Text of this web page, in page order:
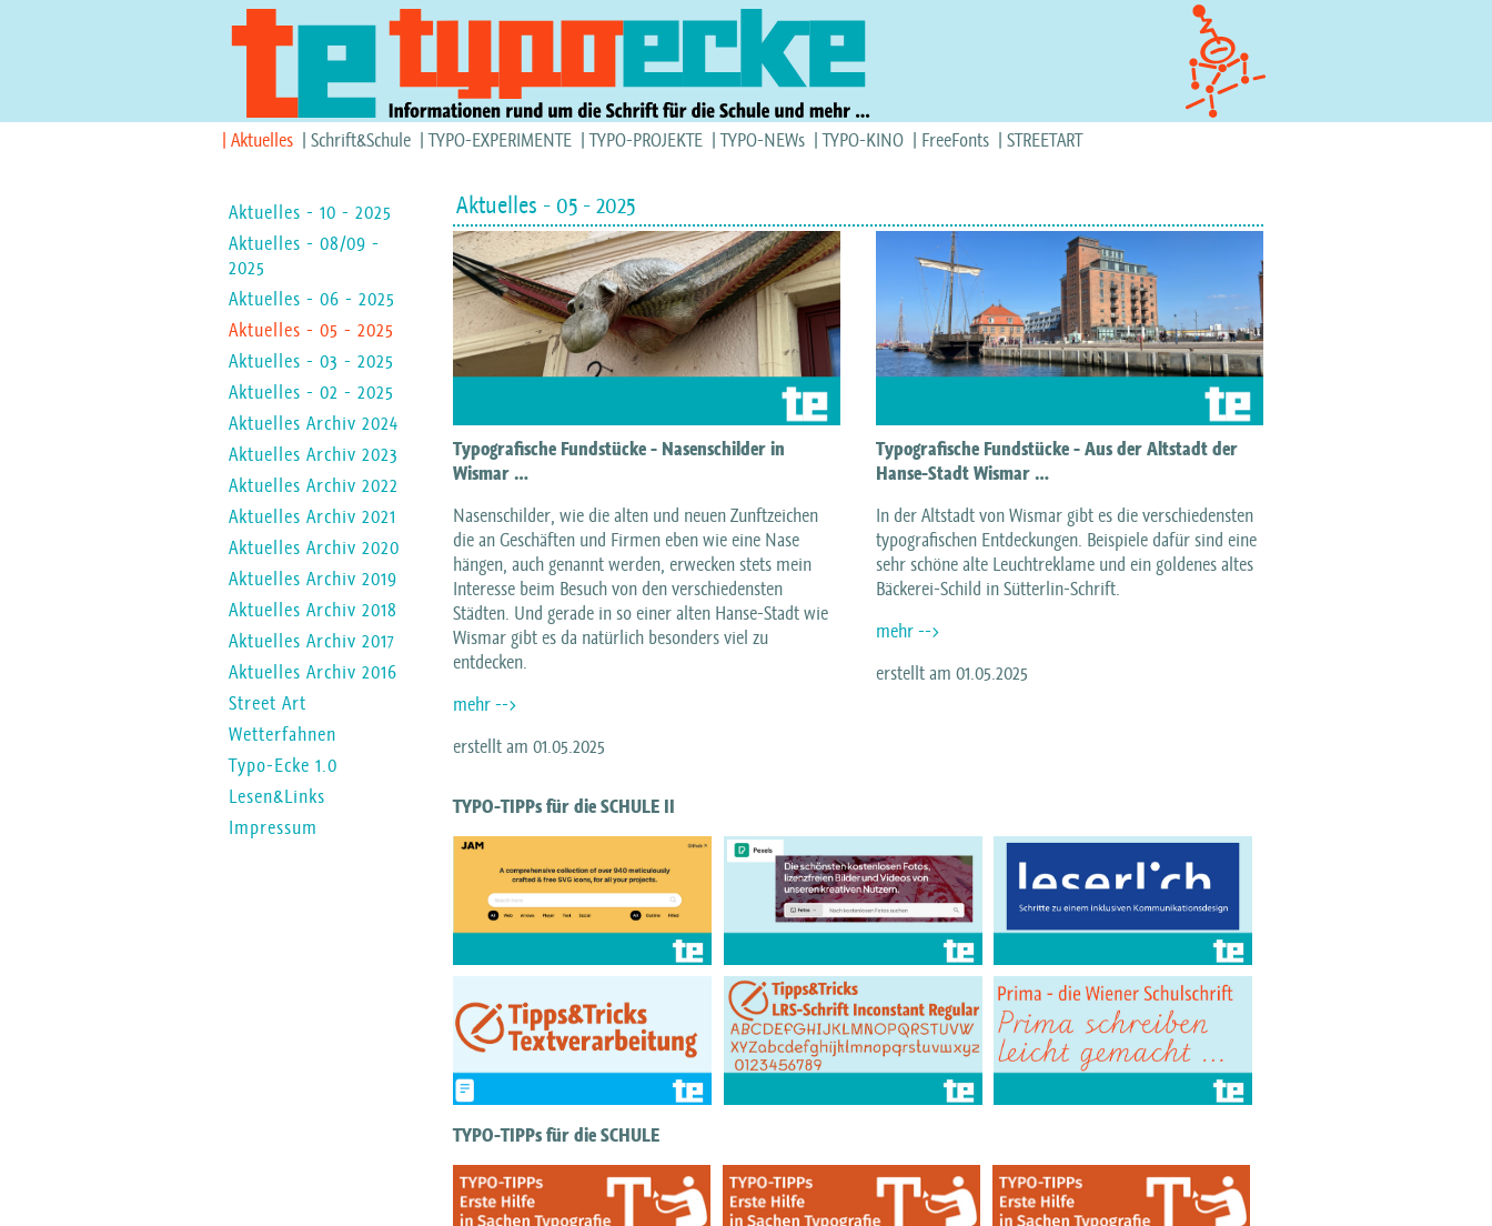
Aktuelles Schrift&Schule TYPO-EXPERIMENTE TYPO-PROJEKTE TYPO-NEWs TYPO-KINO FreeFonts STREETART
Aktuelles - 05 - 2025
Typografische Fundstücke - Nasenschilder in
Wismar …
Nasenschilder, wie die alten und neuen Zunftzeichen
die an Geschäften und Firmen eben wie eine Nase
hängen, auch genannt werden, erwecken stets mein
Interesse beim Besuch von den verschiedensten
Städten. Und gerade in so einer alten Hanse-Stadt wie
Wismar gibt es da natürlich besonders viel zu
entdecken.
mehr -->
erstellt am 01.05.2025
Typografische Fundstücke - Aus der Altstadt der
Hanse-Stadt Wismar …
In der Altstadt von Wismar gibt es die verschiedensten
typografischen Entdeckungen. Beispiele dafür sind eine
sehr schöne alte Leuchtreklame und ein goldenes altes
Bäckerei-Schild in Sütterlin-Schrift.
mehr -->
erstellt am 01.05.2025
TYPO-TIPPs für die SCHULE II
TYPO-TIPPs für die SCHULE
Aktuelles - 10 - 2025
Aktuelles - 08/09 -
2025
Aktuelles - 06 - 2025
Aktuelles - 05 - 2025
Aktuelles - 03 - 2025
Aktuelles - 02 - 2025
Aktuelles Archiv 2024
Aktuelles Archiv 2023
Aktuelles Archiv 2022
Aktuelles Archiv 2021
Aktuelles Archiv 2020
Aktuelles Archiv 2019
Aktuelles Archiv 2018
Aktuelles Archiv 2017
Aktuelles Archiv 2016
Street Art
Wetterfahnen
Typo-Ecke 1.0
Lesen&Links
Impressum